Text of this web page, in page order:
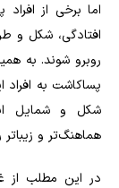
اما برخی از
افتادگی، شکل و
روبرو شوند. به
پساکاشت به
شکل و شمایل
هماهنگ‌تر و زیباتر
در این مطلب از